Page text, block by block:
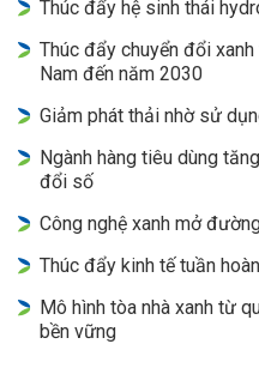
Thúc đẩy hệ sinh thái
Thúc đẩy chuyển đổi
Nam đến năm 2030
Giảm phát thải nhờ sử
Ngành hàng tiêu dùng
đổi số
Công nghệ xanh mở
Thúc đẩy kinh tế tuần
Mô hình tòa nhà xanh từ
bền vững